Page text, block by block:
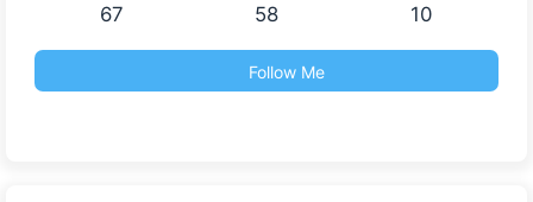
67 58 10
Follow Me